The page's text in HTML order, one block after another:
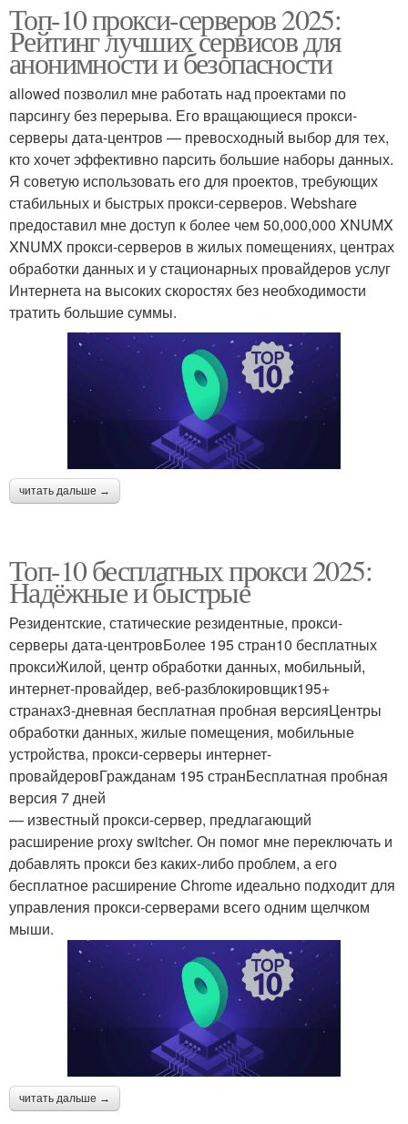
Топ-10 прокси-серверов 2025:
Рейтинг лучших сервисов для
анонимности и безопасности
allowed позволил мне работать над проектами по
парсингу без перерыва. Его вращающиеся прокси-
серверы дата-центров — превосходный выбор для тех,
кто хочет эффективно парсить большие наборы данных.
Я советую использовать его для проектов, требующих
стабильных и быстрых прокси-серверов. Webshare
предоставил мне доступ к более чем 50,000,000 XNUMX
XNUMX прокси-серверов в жилых помещениях, центрах
обработки данных и у стационарных провайдеров услуг
Интернета на высоких скоростях без необходимости
тратить большие суммы.
читать дальше →
Топ-10 бесплатных прокси 2025:
Надёжные и быстрые
Резидентские, статические резидентные, прокси-
серверы дата-центровБолее 195 стран10 бесплатных
проксиЖилой, центр обработки данных, мобильный,
интернет-провайдер, веб-разблокировщик195+
странах3-дневная бесплатная пробная версияЦентры
обработки данных, жилые помещения, мобильные
устройства, прокси-серверы интернет-
провайдеровГражданам 195 странБесплатная пробная
версия 7 дней
— известный прокси-сервер, предлагающий
расширение proxy switcher. Он помог мне переключать и
добавлять прокси без каких-либо проблем, а его
бесплатное расширение Chrome идеально подходит для
управления прокси-серверами всего одним щелчком
мыши.
читать дальше →